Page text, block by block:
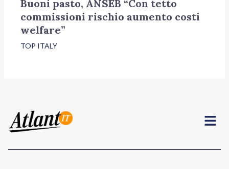
Buoni pasto, ANSEB “Con tetto
commissioni rischio aumento costi
welfare”
TOP ITALY
Menu